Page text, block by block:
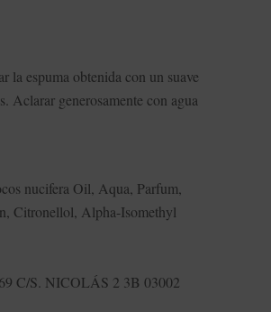
la espuma obtenida con un suave
Aclarar generosamente con agua
nucifera Oil, Aqua, Parfum,
Citronellol, Alpha-Isomethyl
C/S. NICOLÁS 2 3B 03002